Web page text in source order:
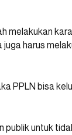
melakukan
harus
PPLN bisa
publik untuk